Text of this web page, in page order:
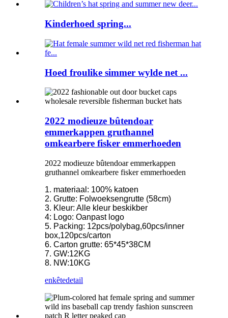
Kinderhoed spring...
Hoed froulike simmer wylde net ...
2022 modieuze bûtendoar
emmerkappen gruthannel
omkearbere fisker emmerhoeden
2022 modieuze bûtendoar emmerkappen
gruthannel omkearbere fisker emmerhoeden
1. materiaal: 100% katoen
2. Grutte: Folwoeksengrutte (58cm)
3. Kleur: Alle kleur beskikber
4: Logo: Oanpast logo
5. Packing: 12pcs/polybag,60pcs/inner
box,120pcs/carton
6. Carton grutte: 65*45*38CM
7. GW:12KG
8. NW:10KG
enkêtedetail